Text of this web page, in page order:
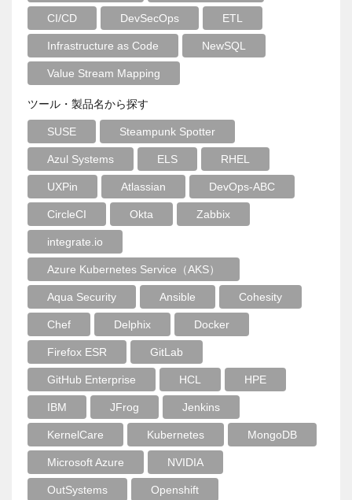
CI/CD DevSecOps ETL
Infrastructure as Code NewSQL
Value Stream Mapping
ツール・製品名から探す
SUSE Steampunk Spotter
Azul Systems ELS RHEL
UXPin Atlassian DevOps-ABC
CircleCI Okta Zabbix
integrate.io
Azure Kubernetes Service（AKS）
Aqua Security Ansible Cohesity
Chef Delphix Docker
Firefox ESR GitLab
GitHub Enterprise HCL HPE
IBM JFrog Jenkins
KernelCare Kubernetes MongoDB
Microsoft Azure NVIDIA
OutSystems Openshift